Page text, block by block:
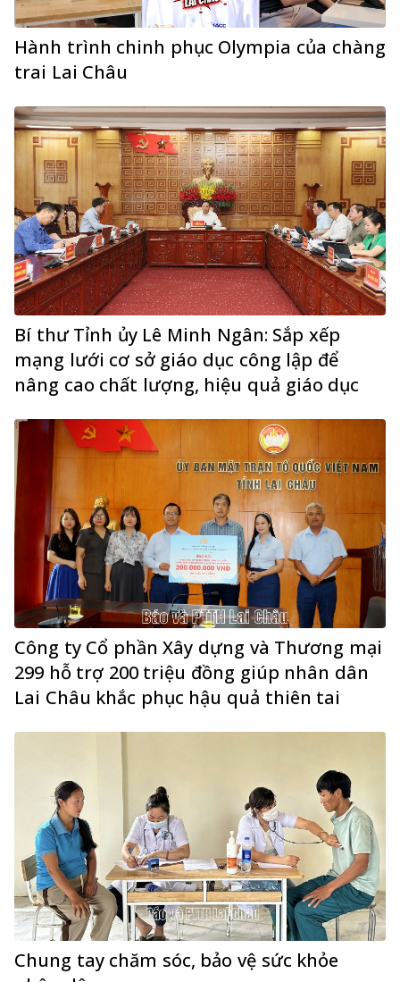
Hành trình chinh phục Olympia của chàng
trai Lai Châu
Bí thư Tỉnh ủy Lê Minh Ngân: Sắp xếp
mạng lưới cơ sở giáo dục công lập để
nâng cao chất lượng, hiệu quả giáo dục
Công ty Cổ phần Xây dựng và Thương mại
299 hỗ trợ 200 triệu đồng giúp nhân dân
Lai Châu khắc phục hậu quả thiên tai
Chung tay chăm sóc, bảo vệ sức khỏe